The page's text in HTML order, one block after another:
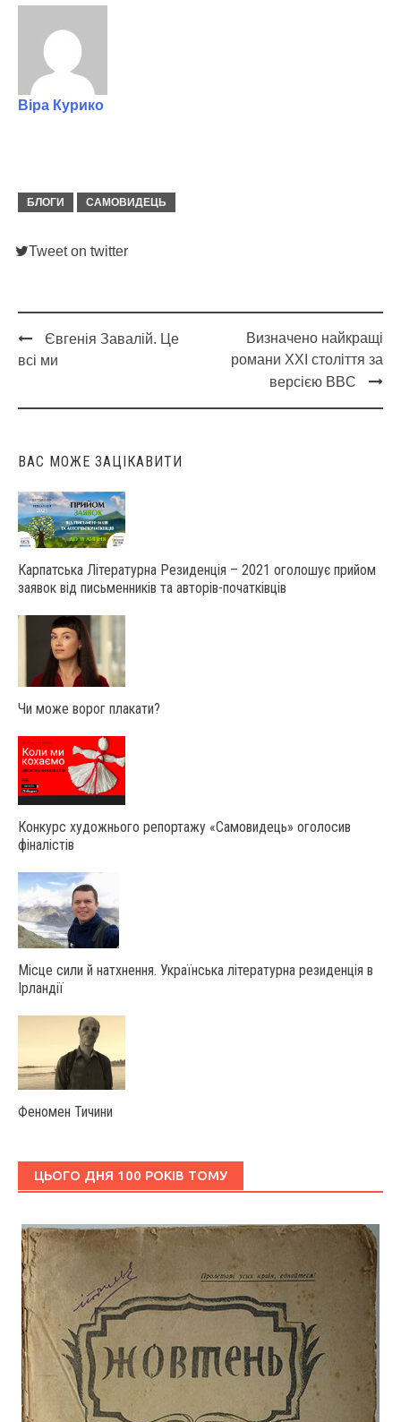
Віра Курико
БЛОГИ САМОВИДЕЦЬ
Tweet on twitter
Post
Євгенія Завалій. Це
всі ми
Визначено найкращі
романи XXI століття за
версією BBC
ВАС МОЖЕ ЗАЦІКАВИТИ
Карпатська Літературна Резиденція – 2021 оголошує прийом
заявок від письменників та авторів-початківців
Чи може ворог плакати?
Конкурс художнього репортажу «Самовидець» оголосив
фіналістів
Місце сили й натхнення. Українська літературна резиденція в
Ірландії
Феномен Тичини
ЦЬОГО ДНЯ 100 РОКІВ ТОМУ